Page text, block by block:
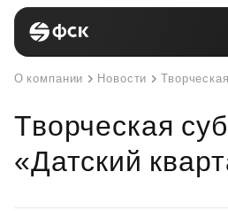
О компании Новости
Творческая
«Датский